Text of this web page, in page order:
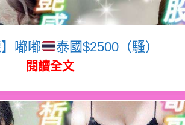
嘟嘟 泰國$2500（騷）
閱讀全文